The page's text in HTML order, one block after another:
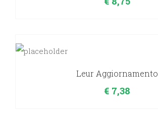
Leur Aggiornamento
€7,38